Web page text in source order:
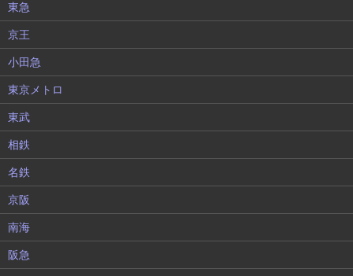
東急
京王
小田急
東京メトロ
東武
相鉄
名鉄
京阪
南海
阪急